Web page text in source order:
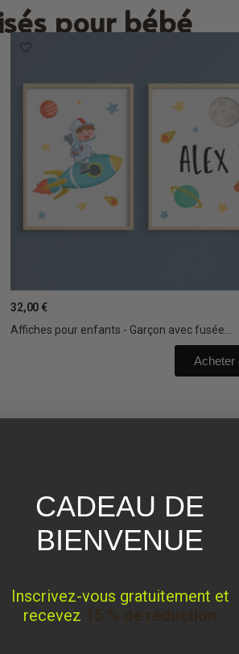
pour bébé
Affiches pour enfants - Garçon avec fusée...
32,00 €
Acheter
CADEAU DE
BIENVENUE
Inscrivez-vous gratuitement et
recevez